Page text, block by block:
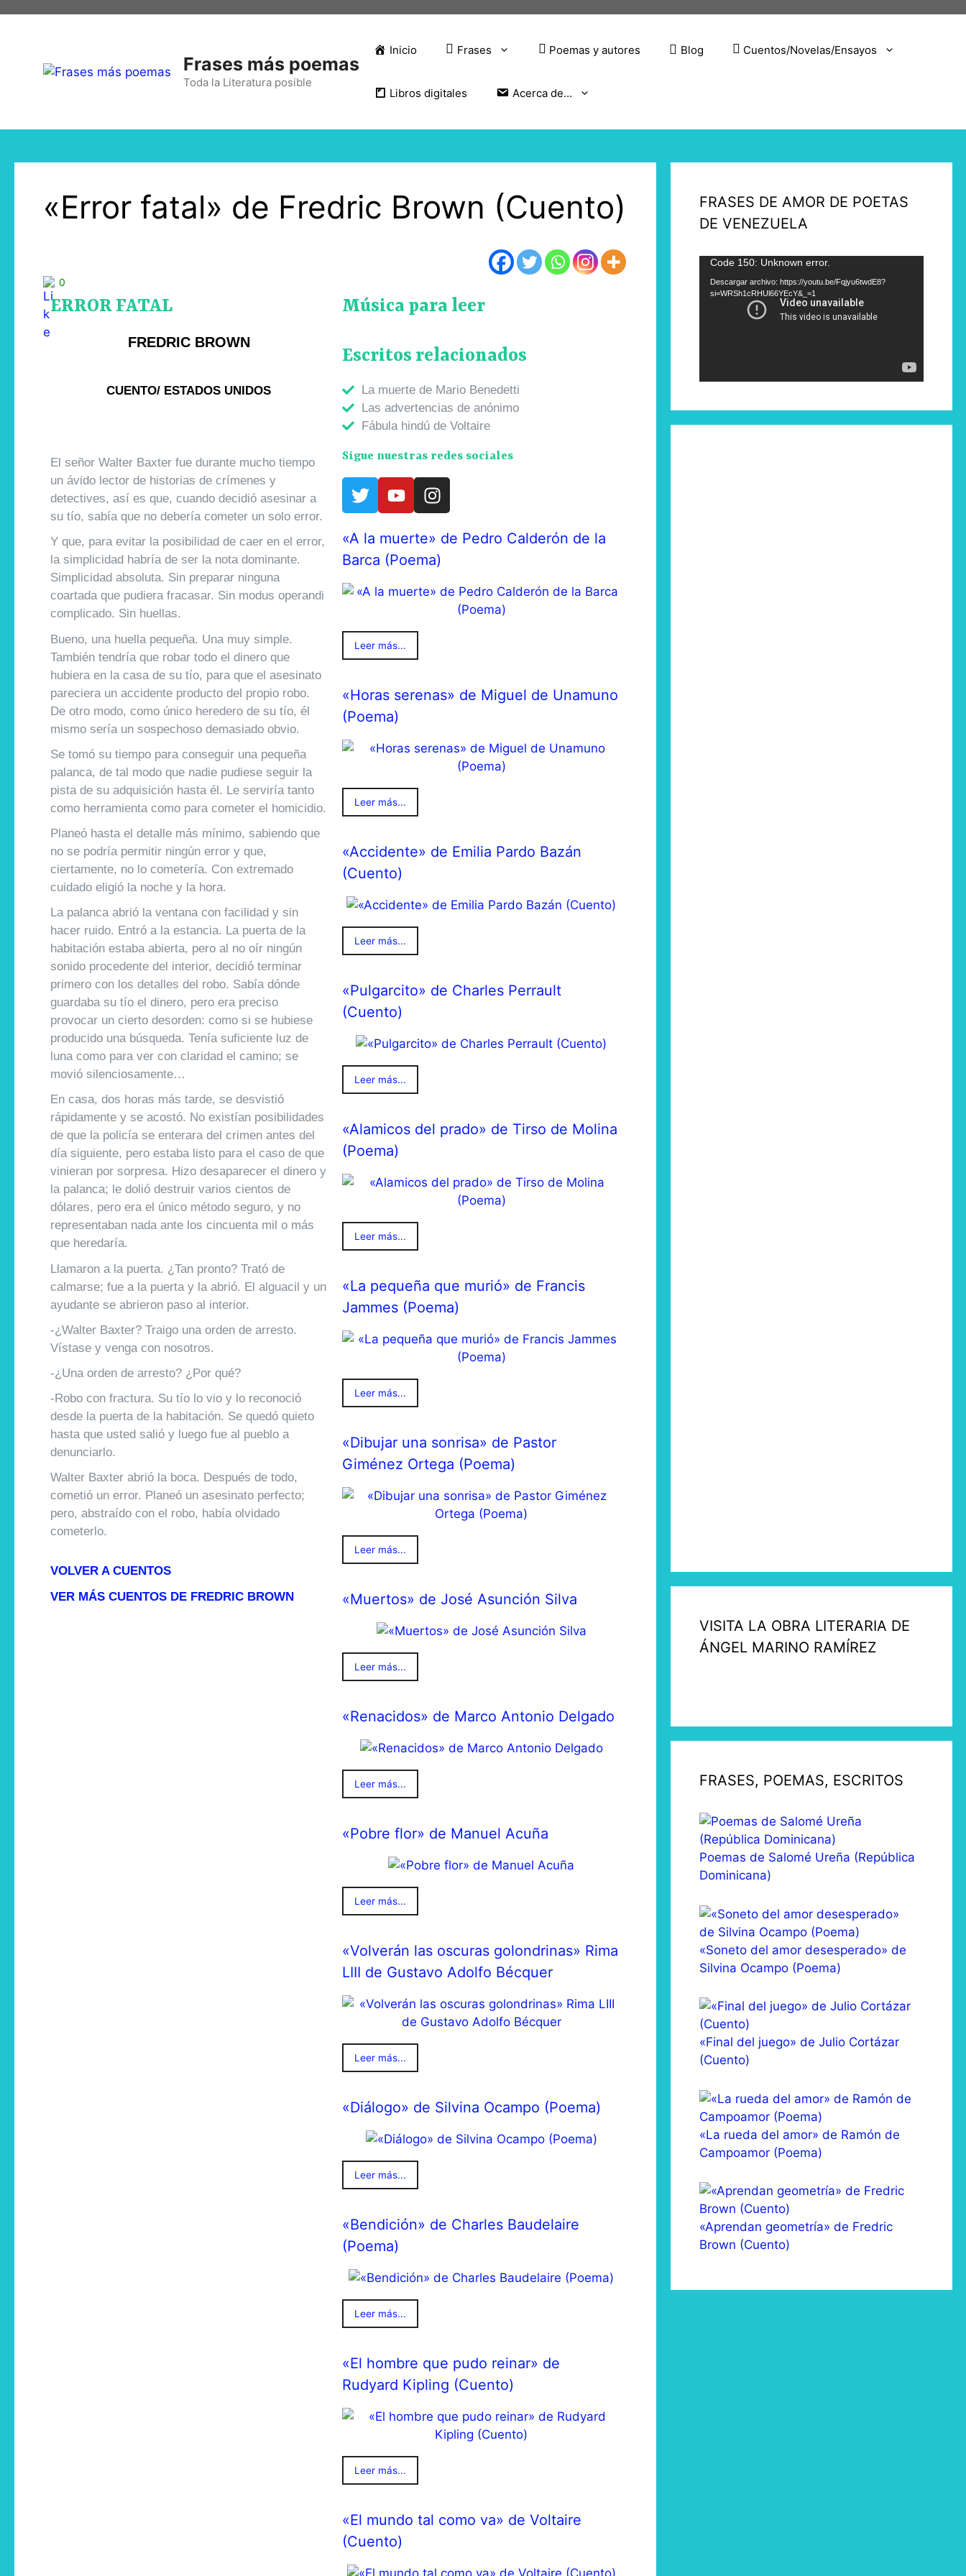
Frases más poemas
Toda la Literatura posible
Inicio Frases Poemas y autores Blog Cuentos/Novelas/Ensayos
Libros digitales Acerca de…
«Error fatal» de Fredric Brown (Cuento)
0
ERROR FATAL
FREDRIC BROWN
CUENTO/ ESTADOS UNIDOS
El señor Walter Baxter fue durante mucho tiempo
un ávido lector de historias de crímenes y
detectives, así es que, cuando decidió asesinar a
su tío, sabía que no debería cometer un solo error.
Y que, para evitar la posibilidad de caer en el error,
la simplicidad habría de ser la nota dominante.
Simplicidad absoluta. Sin preparar ninguna
coartada que pudiera fracasar. Sin modus operandi
complicado. Sin huellas.
Bueno, una huella pequeña. Una muy simple.
También tendría que robar todo el dinero que
hubiera en la casa de su tío, para que el asesinato
pareciera un accidente producto del propio robo.
De otro modo, como único heredero de su tío, él
mismo sería un sospechoso demasiado obvio.
Se tomó su tiempo para conseguir una pequeña
palanca, de tal modo que nadie pudiese seguir la
pista de su adquisición hasta él. Le serviría tanto
como herramienta como para cometer el homicidio.
Planeó hasta el detalle más mínimo, sabiendo que
no se podría permitir ningún error y que,
ciertamente, no lo cometería. Con extremado
cuidado eligió la noche y la hora.
La palanca abrió la ventana con facilidad y sin
hacer ruido. Entró a la estancia. La puerta de la
habitación estaba abierta, pero al no oír ningún
sonido procedente del interior, decidió terminar
primero con los detalles del robo. Sabía dónde
guardaba su tío el dinero, pero era preciso
provocar un cierto desorden: como si se hubiese
producido una búsqueda. Tenía suficiente luz de
luna como para ver con claridad el camino; se
movió silenciosamente…
En casa, dos horas más tarde, se desvistió
rápidamente y se acostó. No existían posibilidades
de que la policía se enterara del crimen antes del
día siguiente, pero estaba listo para el caso de que
vinieran por sorpresa. Hizo desaparecer el dinero y
la palanca; le dolió destruir varios cientos de
dólares, pero era el único método seguro, y no
representaban nada ante los cincuenta mil o más
que heredaría.
Llamaron a la puerta. ¿Tan pronto? Trató de
calmarse; fue a la puerta y la abrió. El alguacil y un
ayudante se abrieron paso al interior.
-¿Walter Baxter? Traigo una orden de arresto.
Vístase y venga con nosotros.
-¿Una orden de arresto? ¿Por qué?
-Robo con fractura. Su tío lo vio y lo reconoció
desde la puerta de la habitación. Se quedó quieto
hasta que usted salió y luego fue al pueblo a
denunciarlo.
Walter Baxter abrió la boca. Después de todo,
cometió un error. Planeó un asesinato perfecto;
pero, abstraído con el robo, había olvidado
cometerlo.
VOLVER A CUENTOS
VER MÁS CUENTOS DE FREDRIC BROWN
Música para leer
Escritos relacionados
La muerte de Mario Benedetti
Las advertencias de anónimo
Fábula hindú de Voltaire
Sigue nuestras redes sociales
«A la muerte» de Pedro Calderón de la
Barca (Poema)
Leer más...
«Horas serenas» de Miguel de Unamuno
(Poema)
Leer más...
«Accidente» de Emilia Pardo Bazán
(Cuento)
Leer más...
«Pulgarcito» de Charles Perrault
(Cuento)
Leer más...
«Alamicos del prado» de Tirso de Molina
(Poema)
Leer más...
«La pequeña que murió» de Francis
Jammes (Poema)
Leer más...
«Dibujar una sonrisa» de Pastor
Giménez Ortega (Poema)
Leer más...
«Muertos» de José Asunción Silva
Leer más...
«Renacidos» de Marco Antonio Delgado
Leer más...
«Pobre flor» de Manuel Acuña
Leer más...
«Volverán las oscuras golondrinas» Rima
LIII de Gustavo Adolfo Bécquer
Leer más...
«Diálogo» de Silvina Ocampo (Poema)
Leer más...
«Bendición» de Charles Baudelaire
(Poema)
Leer más...
«El hombre que pudo reinar» de
Rudyard Kipling (Cuento)
Leer más...
«El mundo tal como va» de Voltaire
(Cuento)
FRASES DE AMOR DE POETAS
DE VENEZUELA
Reproductor
de
vídeo
Code 150: Unknown error.
Descargar archivo: https://youtu.be/Fqjyu6twdE8?
si=WRSh1cRHUl66YEcY&_=1
VISITA LA OBRA LITERARIA DE
ÁNGEL MARINO RAMÍREZ
FRASES, POEMAS, ESCRITOS
Poemas de Salomé Ureña (República
Dominicana)
«Soneto del amor desesperado» de
Silvina Ocampo (Poema)
«Final del juego» de Julio Cortázar
(Cuento)
«La rueda del amor» de Ramón de
Campoamor (Poema)
«Aprendan geometría» de Fredric
Brown (Cuento)